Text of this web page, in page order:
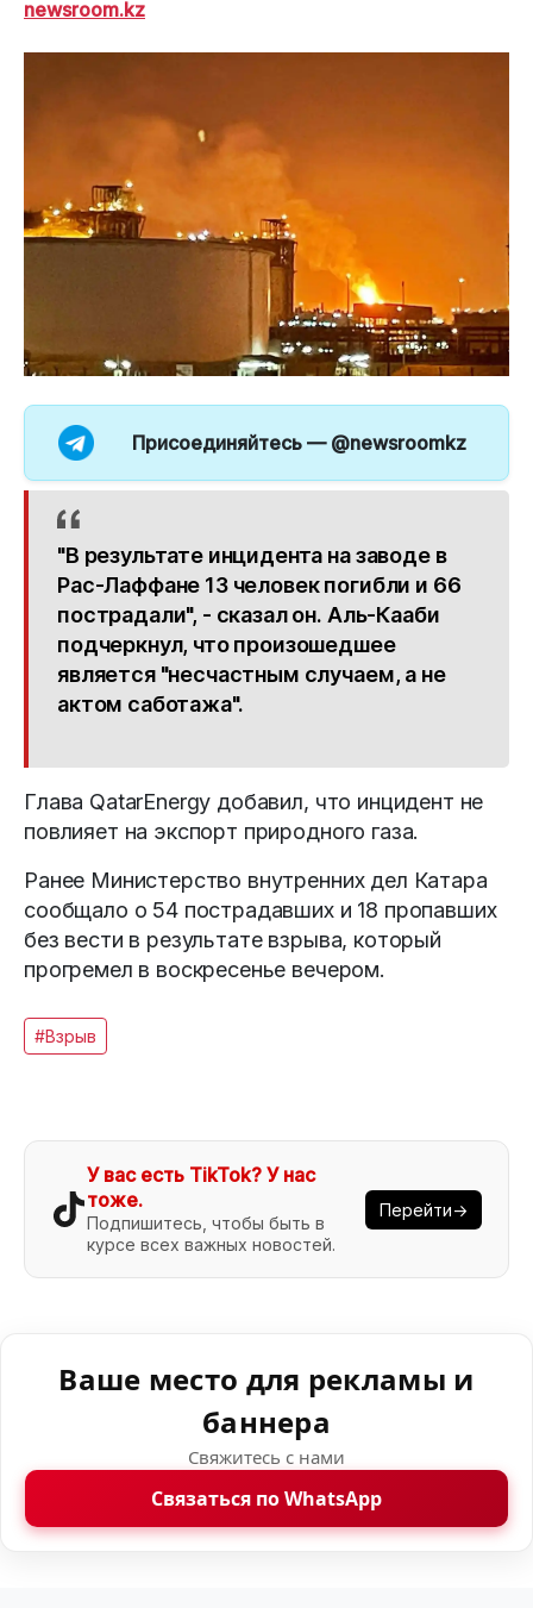
newsroom.kz
Присоединяйтесь — @newsroomkz
"В результате инцидента на заводе в
Рас-Лаффане 13 человек погибли и 66
пострадали", - сказал он. Аль-Кааби
подчеркнул, что произошедшее
является "несчастным случаем, а не
актом саботажа".
Глава QatarEnergy добавил, что инцидент не
повлияет на экспорт природного газа.
Ранее Министерство внутренних дел Катара
сообщало о 54 пострадавших и 18 пропавших
без вести в результате взрыва, который
прогремел в воскресенье вечером.
#Взрыв
У вас есть TikTok? У нас
тоже.
Подпишитесь, чтобы быть в
курсе всех важных новостей.
Перейти→
Ваше место для рекламы и
баннера
Свяжитесь с нами
Связаться по WhatsApp